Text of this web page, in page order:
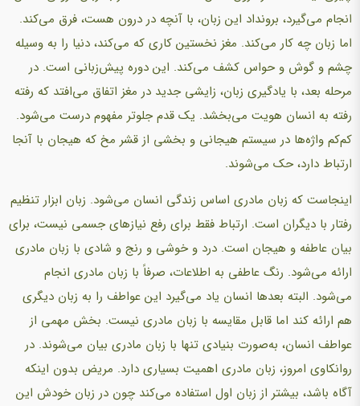
انجام می‌گیرد، برونداد این زبان، با آنچه در درون هست، فرق می‌کند.
اما زبان چه کار می‌کند. مغز نخستین کاری که می‌کند، دنیا را به وسیله
چشم و گوش و حواس کشف می‌کند. این دوره پیش‌زبانی است. در
مرحله بعد، با یادگیری زبان، زایشی جدید در مغز اتفاق می‌افتد که رفته
رفته به انسان هویت می‌بخشد. یک قدم جلوتر مفهوم درست می‌شود.
کم‌کم واژه‌ها در سیستم هیجانی و بخشی از قشر مخ که هیجان با آنجا
ارتباط دارد، حک می‌شوند.
اینجاست که زبان مادری اساس زندگی انسان می‌شود. زبان ابزار تنظیم
رفتار با دیگران است. ارتباط فقط برای رفع نیازهای جسمی نیست، برای
بیان عاطفه و هیجان است. درد و خوشی و رنج و شادی با زبان مادری
ارائه می‌شود. رنگ عاطفی به اطلاعات، صرفاً با زبان مادری انجام
می‌شود. البته بعدها انسان یاد می‌گیرد این عواطف را به زبان دیگری
هم ارائه کند اما قابل مقایسه با زبان مادری نیست. بخش مهمی از
عواطف انسان، به‌صورت بنیادی تنها با زبان مادری بیان می‌شوند. در
روانکاوی امروز، زبان مادری اهمیت بسیاری دارد. مریض بدون اینکه
آگاه باشد، بیشتر از زبان اول استفاده می‌کند چون در زبان خودش این